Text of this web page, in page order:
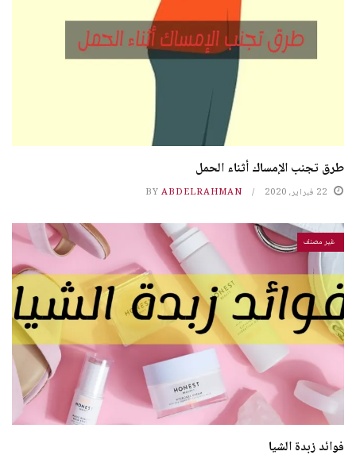
طرق تجنب الإمساك أثناء الحمل
22 فبراير، 2020 BY ABDELRAHMAN
غير مصنف
فوائد زبدة الشيا